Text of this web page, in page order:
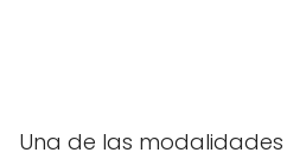
Una de las